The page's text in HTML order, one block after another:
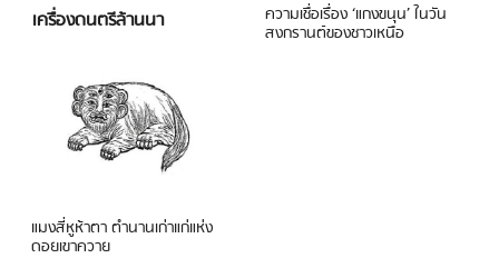
เครื่องดนตรีล้านนา ความเชื่อเรื่อง ‘แกงขนุน’ ในวัน
สงกรานต์ของชาวเหนือ
แมงสี่หูห้าตา ตำนานเก่าแก่แห่ง
ดอยเขาควาย